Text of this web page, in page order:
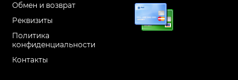
Обмен и возврат
Реквизиты
Политика
конфиденциальности
Контакты